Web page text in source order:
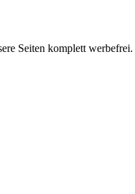
Seiten komplett werbefrei.